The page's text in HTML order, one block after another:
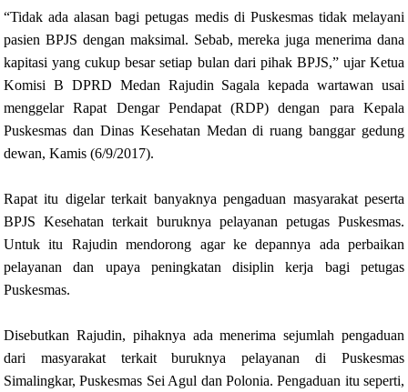
“Tidak ada alasan bagi petugas medis di Puskesmas tidak melayani
pasien BPJS dengan maksimal. Sebab, mereka juga menerima dana
kapitasi yang cukup besar setiap bulan dari pihak BPJS,” ujar Ketua
Komisi B DPRD Medan Rajudin Sagala kepada wartawan usai
menggelar Rapat Dengar Pendapat (RDP) dengan para Kepala
Puskesmas dan Dinas Kesehatan Medan di ruang banggar gedung
dewan, Kamis (6/9/2017).
Rapat itu digelar terkait banyaknya pengaduan masyarakat peserta
BPJS Kesehatan terkait buruknya pelayanan petugas Puskesmas.
Untuk itu Rajudin mendorong agar ke depannya ada perbaikan
pelayanan dan upaya peningkatan disiplin kerja bagi petugas
Puskesmas.
Disebutkan Rajudin, pihaknya ada menerima sejumlah pengaduan
dari masyarakat terkait buruknya pelayanan di Puskesmas
Simalingkar, Puskesmas Sei Agul dan Polonia. Pengaduan itu seperti,